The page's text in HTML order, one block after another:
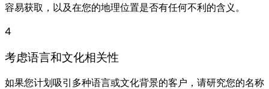
容易获取，以及在您的地理位置是否有任何不利的含义。
4
考虑语言和文化相关性
如果您计划吸引多种语言或文化背景的客户，请研究您的名称